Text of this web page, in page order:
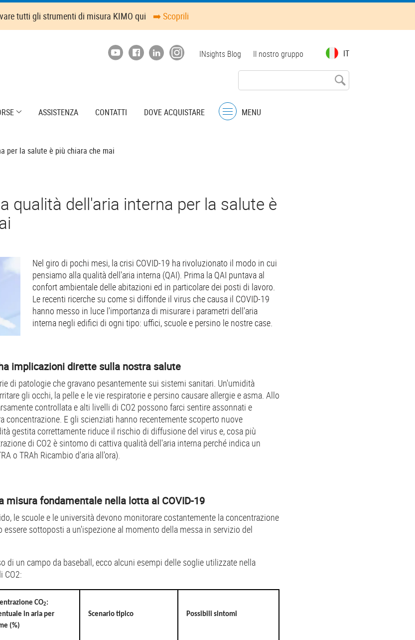
tutti gli strumenti di misura KIMO qui ➡️ Scoprili
IT
Top
INsights Blog Il nostro gruppo
ASSISTENZA CONTATTI
DOVE ACQUISTARE
Menu
MENU
per la salute è più chiara che mai
qualità dell'aria interna per la salute è
Nel giro di pochi mesi, la crisi COVID-19 ha rivoluzionato il modo in cui
pensiamo alla qualità dell'aria interna (QAI). Prima la QAI puntava al
confort ambientale delle abitazioni ed in particolare dei posti di lavoro.
Le recenti ricerche su come si diffonde il virus che causa il COVID-19
hanno messo in luce l'importanza di misurare i parametri dell'aria
interna negli edifici di ogni tipo: uffici, scuole e persino le nostre case.
implicazioni dirette sulla nostra salute
di patologie che gravano pesantemente sui sistemi sanitari. Un'umidità
gli occhi, la pelle e le vie respiratorie e persino causare allergie e asma. Allo
controllata e alti livelli di CO2 possono farci sentire assonnati e
concentrazione. E gli scienziati hanno recentemente scoperto nuove
gestita correttamente riduce il rischio di diffusione del virus e, cosa più
di CO2 è sintomo di cattiva qualità dell'aria interna perché indica un
o TRAh Ricambio d'aria all'ora).
misura fondamentale nella lotta al COVID-19
le scuole e le università devono monitorare costantemente la concentrazione
sottoposti a un'ispezione al momento della messa in servizio del
di un campo da baseball, ecco alcuni esempi delle soglie utilizzate nella
CO2:
CO2:
in aria per
(%)
Scenario tipico Possibili sintomi